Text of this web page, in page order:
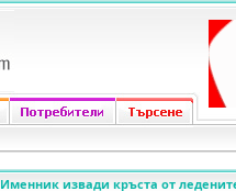
Именник извади кръста от